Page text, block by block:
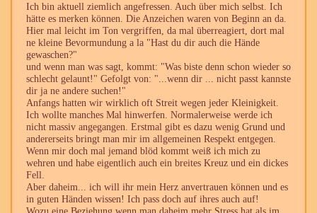
Ich bin aktuell ziemlich angefressen. Auch über mich selbst. Ich
hätte es merken können. Die Anzeichen waren von Beginn an da.
Hier mal leicht im Ton vergriffen, da mal überreagiert, dort mal
ne kleine Bevormundung a la "Hast du dir auch die Hände
gewaschen?"
und wenn man was sagt, kommt: "Was biste denn schon wieder so
schlecht gelaunt!" Gefolgt von: "...wenn dir ... nicht passt kannste
dir ja ne andere suchen!"
Anfangs hatten wir wirklich oft Streit wegen jeder Kleinigkeit.
Ich wollte manches Mal hinwerfen. Normalerweise werde ich
nicht massiv angegangen. Erstmal gibt es dazu wenig Grund und
andererseits bringt man mir im allgemeinen Respekt entgegen.
Wenn mir doch mal jemand blöd kommt weiß ich mich zu
wehren und habe eigentlich auch ein breites Kreuz und ein dickes
Fell.
Aber daheim... ich will ihr mein Herz anvertrauen können und es
in guten Händen wissen! Ich pass doch auf ihres auch auf!